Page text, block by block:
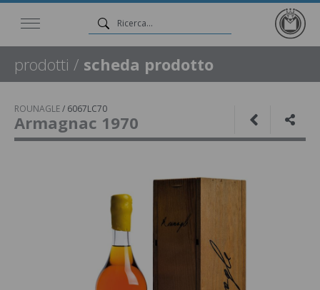
prodotti / scheda prodotto
ROUNAGLE/ 6067LC70
Armagnac 1970